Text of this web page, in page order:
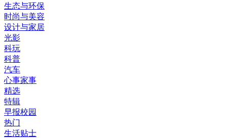
生态与环保
时尚与美容
设计与家居
光影
科玩
科普
汽车
心事家事
精选
特辑
早报校园
热门
生活贴士